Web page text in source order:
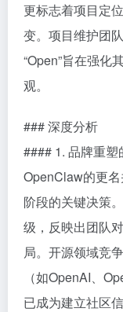
更标志着项目定
变。项目维护团
“Open”旨在强化
观。
### 深度分析
#### 1. 品牌重塑
OpenClaw的更
阶段的关键决策
级，反映出团队
局。开源领域竞
（如OpenAI、
已成为建立社区